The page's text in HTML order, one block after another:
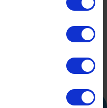
LITROS